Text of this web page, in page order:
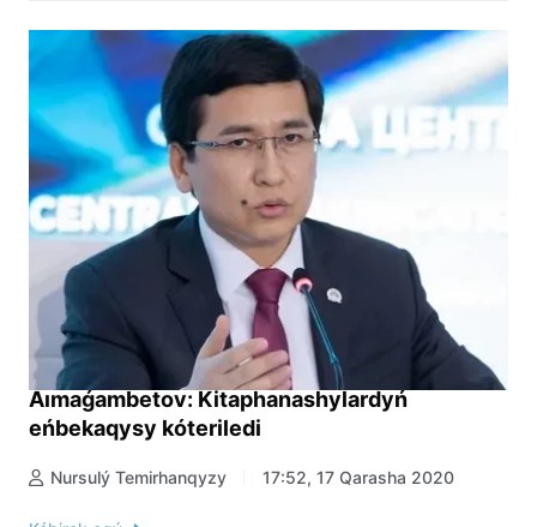
Aımaǵambetov: Kitaphanashylardyń
eńbekaqysy kóteriledi
Nursulý Temirhanqyzy 17:52, 17 Qarasha 2020